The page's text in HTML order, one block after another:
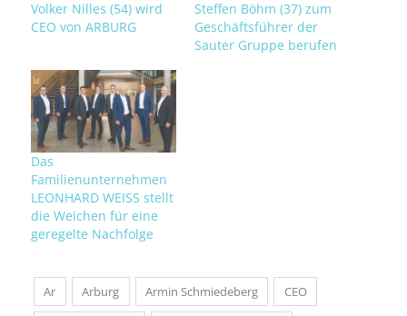
Volker Nilles (54) wird
CEO von ARBURG
Steffen Böhm (37) zum
Geschäftsführer der
Sauter Gruppe berufen
Das
Familienunternehmen
LEONHARD WEISS stellt
die Weichen für eine
geregelte Nachfolge
Ar Arburg Armin Schmiedeberg CEO